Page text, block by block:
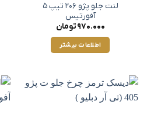
لنت جلو پژو 206 تیپ 5
آفورتیس
970.000تومان
اطلاعات بیشتر